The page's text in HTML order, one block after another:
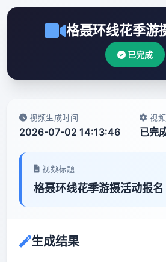
格聂环线花季游
已完成
视频生成时间
2026-07-02 14:13:46
视
已完
视频标题
格聂环线花季游摄活动报名
生成结果